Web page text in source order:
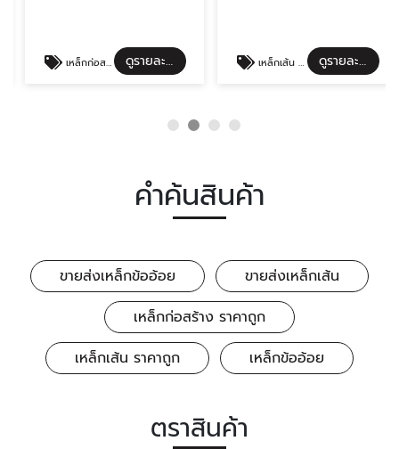
เหล็กก่อสร้าง ราคาถูก ดูรายละเอียด เหล็กเส้น ราคาถูก ดูรายละเอียด
คำค้นสินค้า
ขายส่งเหล็กข้ออ้อย
ขายส่งเหล็กเส้น
เหล็กก่อสร้าง ราคาถูก
เหล็กเส้น ราคาถูก
เหล็กข้ออ้อย
ตราสินค้า